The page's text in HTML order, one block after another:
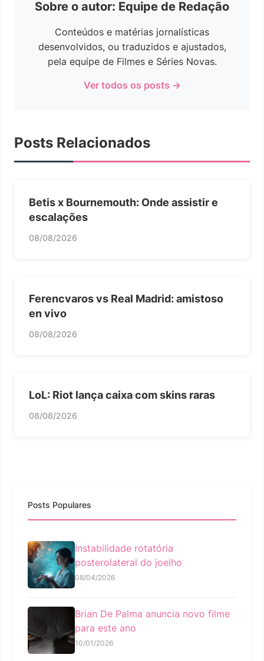
Sobre o autor: Equipe de Redação
Conteúdos e matérias jornalísticas
desenvolvidos, ou traduzidos e ajustados,
pela equipe de Filmes e Séries Novas.
Ver todos os posts →
Posts Relacionados
Betis x Bournemouth: Onde assistir e
escalações
08/08/2026
Ferencvaros vs Real Madrid: amistoso
en vivo
08/08/2026
LoL: Riot lança caixa com skins raras
08/08/2026
Posts Populares
Instabilidade rotatória
posterolateral do joelho
08/04/2026
Brian De Palma anuncia novo filme
para este ano
10/01/2026